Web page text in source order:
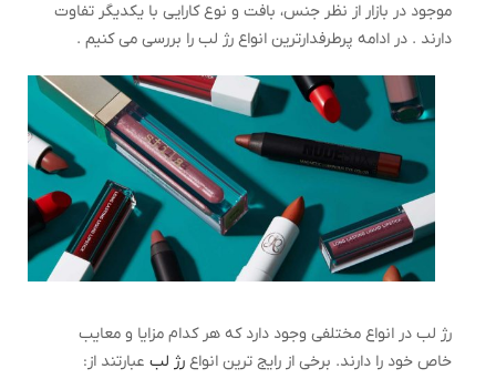
موجود در بازار از نظر جنس، بافت و نوع کارایی با یکدیگر تفاوت
دارند . در ادامه پرطرفدارترین انواع رژ لب را بررسی می کنیم .
رژ لب در انواع مختلفی وجود دارد که هر کدام مزایا و معایب
خاص خود را دارند. برخی از رایج ترین انواع رژ لب عبارتند از: